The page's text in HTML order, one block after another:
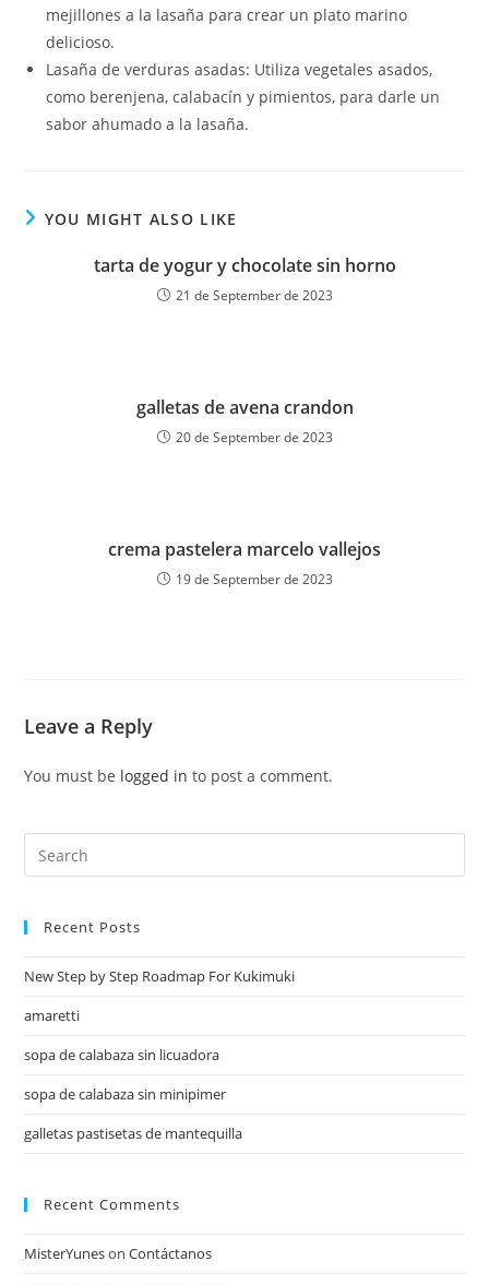
mejillones a la lasaña para crear un plato marino
delicioso.
Lasaña de verduras asadas: Utiliza vegetales asados,
como berenjena, calabacín y pimientos, para darle un
sabor ahumado a la lasaña.
YOU MIGHT ALSO LIKE
tarta de yogur y chocolate sin horno
21 de September de 2023
galletas de avena crandon
20 de September de 2023
crema pastelera marcelo vallejos
19 de September de 2023
Leave a Reply
You must be logged in to post a comment.
Recent Posts
New Step by Step Roadmap For Kukimuki
amaretti
sopa de calabaza sin licuadora
sopa de calabaza sin minipimer
galletas pastisetas de mantequilla
Recent Comments
MisterYunesonContáctanos